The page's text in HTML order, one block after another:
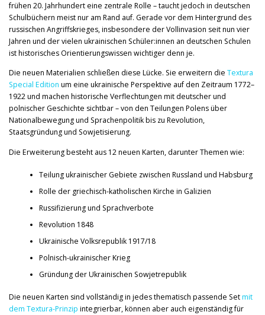
frühen 20. Jahrhundert eine zentrale Rolle – taucht jedoch in deutschen
Schulbüchern meist nur am Rand auf. Gerade vor dem Hintergrund des
russischen Angriffskrieges, insbesondere der Vollinvasion seit nun vier
Jahren und der vielen ukrainischen Schüler:innen an deutschen Schulen
ist historisches Orientierungswissen wichtiger denn je.
Die neuen Materialien schließen diese Lücke. Sie erweitern die Textura
Special Edition um eine ukrainische Perspektive auf den Zeitraum 1772–
1922 und machen historische Verflechtungen mit deutscher und
polnischer Geschichte sichtbar – von den Teilungen Polens über
Nationalbewegung und Sprachenpolitik bis zu Revolution,
Staatsgründung und Sowjetisierung.
Die Erweiterung besteht aus 12 neuen Karten, darunter Themen wie:
Teilung ukrainischer Gebiete zwischen Russland und Habsburg
Rolle der griechisch-katholischen Kirche in Galizien
Russifizierung und Sprachverbote
Revolution 1848
Ukrainische Volksrepublik 1917/18
Polnisch-ukrainischer Krieg
Gründung der Ukrainischen Sowjetrepublik
Die neuen Karten sind vollständig in jedes thematisch passende Setmit
dem Textura-Prinzip integrierbar, können aber auch eigenständig für